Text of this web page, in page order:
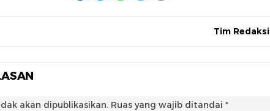
Tim Redaksi
akan dipublikasikan. Ruas yang wajib ditandai *